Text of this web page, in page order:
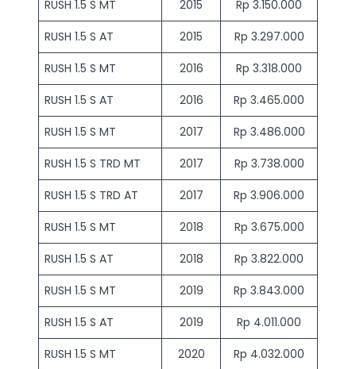
RUSH 1.5 S MT
2015
Rp 3.150.000
RUSH 1.5 S AT
2015
Rp 3.297.000
RUSH 1.5 S MT
2016
Rp 3.318.000
RUSH 1.5 S AT
2016
Rp 3.465.000
RUSH 1.5 S MT
2017
Rp 3.486.000
RUSH 1.5 S TRD MT
2017
Rp 3.738.000
RUSH 1.5 S TRD AT
2017
Rp 3.906.000
RUSH 1.5 S MT
2018
Rp 3.675.000
RUSH 1.5 S AT
2018
Rp 3.822.000
RUSH 1.5 S MT
2019
Rp 3.843.000
RUSH 1.5 S AT
2019
Rp 4.011.000
RUSH 1.5 S MT
2020
Rp 4.032.000